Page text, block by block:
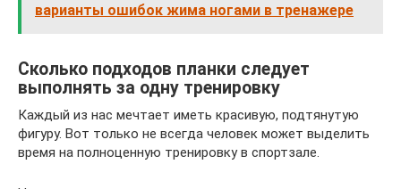
варианты ошибок жима ногами в тренажере
Сколько подходов планки следует
выполнять за одну тренировку
Каждый из нас мечтает иметь красивую, подтянутую
фигуру. Вот только не всегда человек может выделить
время на полноценную тренировку в спортзале.